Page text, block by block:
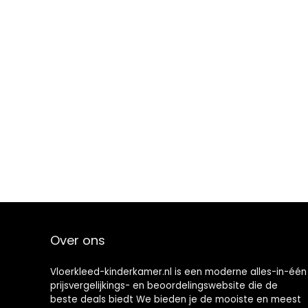
Over ons
Vloerkleed-kinderkamer.nl is een moderne alles-in-één
prijsvergelijkings- en beoordelingswebsite die de
beste deals biedt We bieden je de mooiste en meest